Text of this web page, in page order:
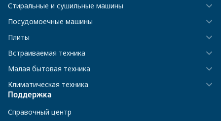
Стиральные и сушильные машины
Посудомоечные машины
Плиты
Встраиваемая техника
Малая бытовая техника
Климатическая техника
Поддержка
Справочный центр